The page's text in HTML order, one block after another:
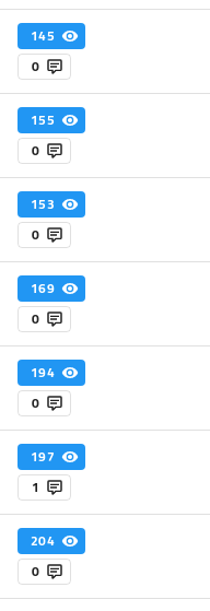
145
0
155
0
153
0
169
0
194
0
197
1
204
0